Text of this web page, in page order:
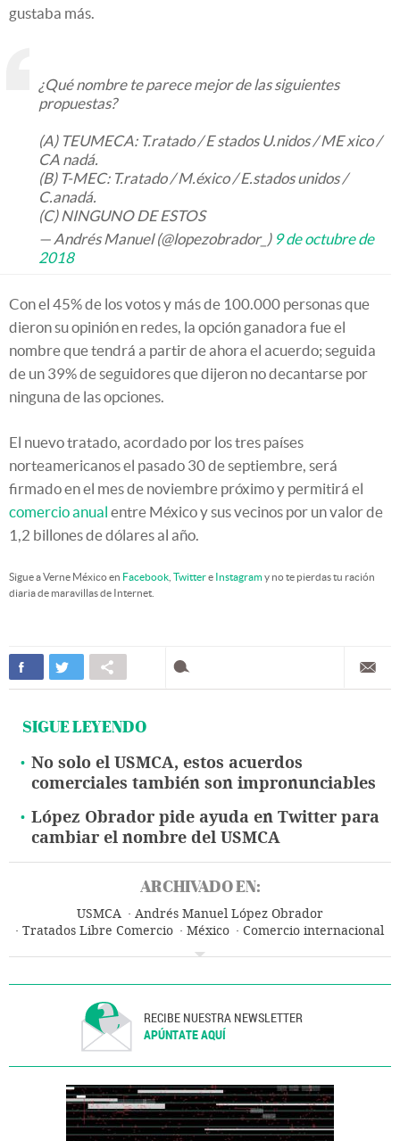
gustaba más.
¿Qué nombre te parece mejor de las siguientes
propuestas?
(A) TEUMECA: T.ratado / E stados U.nidos / ME xico /
CA nadá.
(B) T-MEC: T.ratado / M.éxico / E.stados unidos /
C.anadá.
(C) NINGUNO DE ESTOS
— Andrés Manuel (@lopezobrador_) 9 de octubre de
2018
Con el 45% de los votos y más de 100.000 personas que
dieron su opinión en redes, la opción ganadora fue el
nombre que tendrá a partir de ahora el acuerdo; seguida
de un 39% de seguidores que dijeron no decantarse por
ninguna de las opciones.
El nuevo tratado, acordado por los tres países
norteamericanos el pasado 30 de septiembre, será
firmado en el mes de noviembre próximo y permitirá el
comercio anual entre México y sus vecinos por un valor de
1,2 billones de dólares al año.
Sigue a Verne México en Facebook Twittere Instagramy no te pierdas tu ración
diaria de maravillas de Internet.
SIGUE LEYENDO
No solo el USMCA, estos acuerdos
comerciales también son impronunciables
López Obrador pide ayuda en Twitter para
cambiar el nombre del USMCA
ARCHIVADO EN:
USMCA
Andrés Manuel López Obrador
Tratados Libre Comercio
México
Comercio internacional
Relaciones internacionales
Latinoamérica
América
Comercio
RECIBE NUESTRA NEWSLETTER
APÚNTATE AQUÍ